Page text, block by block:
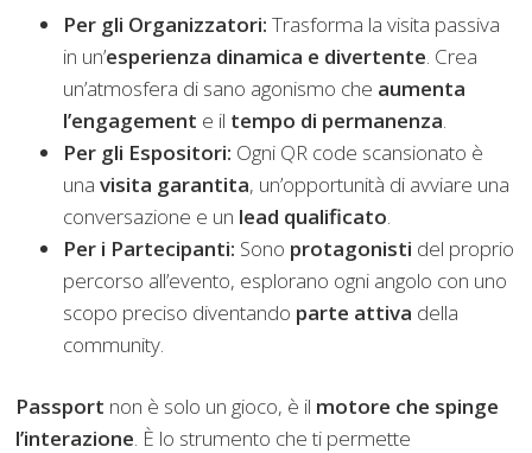
Per gli Organizzatori: Trasforma la visita passiva
in un’esperienza dinamica e divertente. Crea
un’atmosfera di sano agonismo che aumenta
l’engagement e il tempo di permanenza.
Per gli Espositori: Ogni QR code scansionato è
una visita garantita, un’opportunità di avviare una
conversazione e un lead qualificato.
Per i Partecipanti: Sono protagonisti del proprio
percorso all’evento, esplorano ogni angolo con uno
scopo preciso diventando parte attiva della
community.
Passport non è solo un gioco, è il motore che spinge
l’interazione. È lo strumento che ti permette